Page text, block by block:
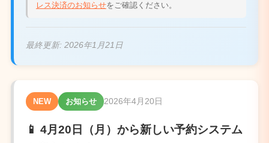
レス決済のお知らせをご確認ください。
最終更新: 2026年1月21日
NEW お知らせ 2026年4月20日
📱 4月20日（月）から新しい予約システム